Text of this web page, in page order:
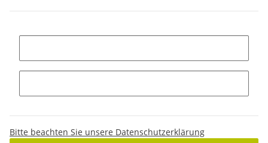
Bitte beachten Sie unsere Datenschutzerklärung